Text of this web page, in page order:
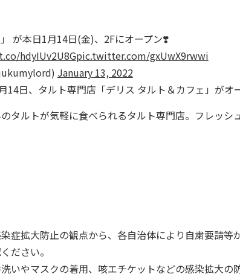
が本日1月14日(金)、2Fにオープン❣️
hdyIUv2U8Gpic.twitter.com/gxUwX9rwwi
January 13, 2022
日、タルト専門店「デリス タルト＆カフェ」がオー
タルトが気軽に食べられるタルト専門店。フレッシ
症拡大防止の観点から、各自治体により自粛要請等
ださい。
いやマスクの着用、咳エチケットなどの感染拡大